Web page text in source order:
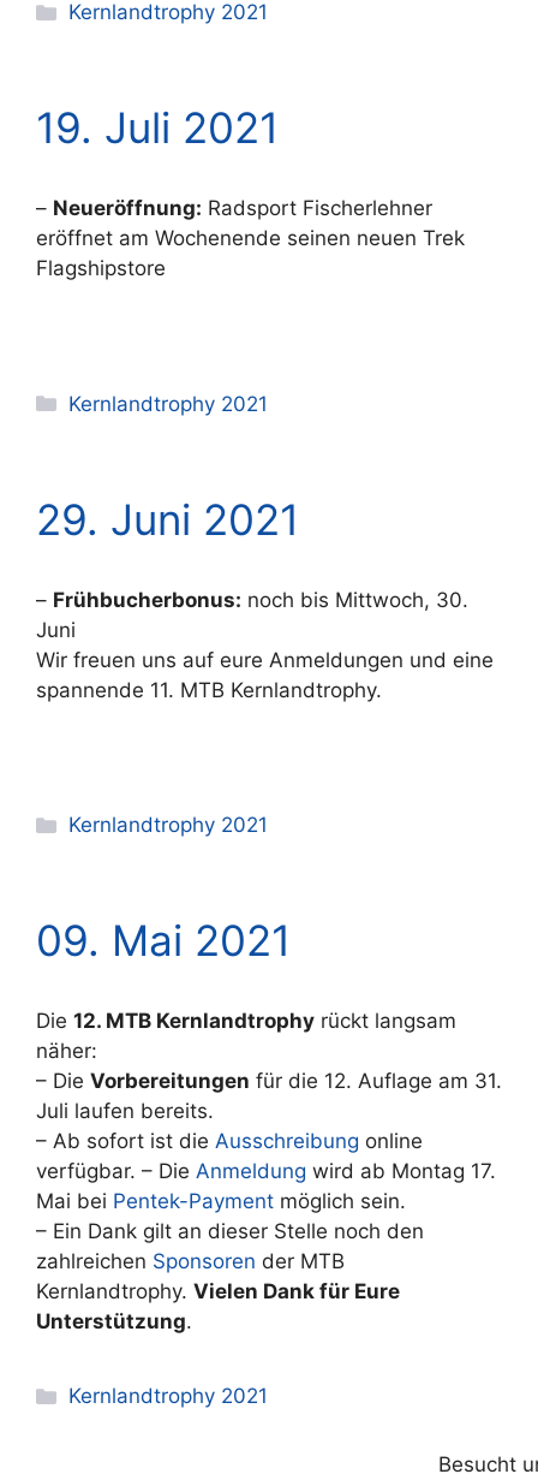
Kategorien
Kernlandtrophy 2021
19. Juli 2021
– Neueröffnung: Radsport Fischerlehner
eröffnet am Wochenende seinen neuen Trek
Flagshipstore
Kategorien
Kernlandtrophy 2021
29. Juni 2021
– Frühbucherbonus: noch bis Mittwoch, 30.
Juni
Wir freuen uns auf eure Anmeldungen und eine
spannende 11. MTB Kernlandtrophy.
Kategorien
Kernlandtrophy 2021
09. Mai 2021
Die 12. MTB Kernlandtrophy rückt langsam
näher:
– Die Vorbereitungen für die 12. Auflage am 31.
Juli laufen bereits.
– Ab sofort ist die Ausschreibung online
verfügbar. – Die Anmeldung wird ab Montag 17.
Mai bei Pentek-Payment möglich sein.
– Ein Dank gilt an dieser Stelle noch den
zahlreichen Sponsoren der MTB
Kernlandtrophy. Vielen Dank für Eure
Unterstützung.
Kategorien
Kernlandtrophy 2021
Besucht